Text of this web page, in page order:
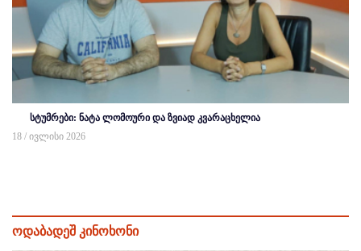
სტუმრები: ნატა ლომოური და ზვიად კვარაცხელია
18 / ივლისი 2026
ოდაბადეშ კინოხონი